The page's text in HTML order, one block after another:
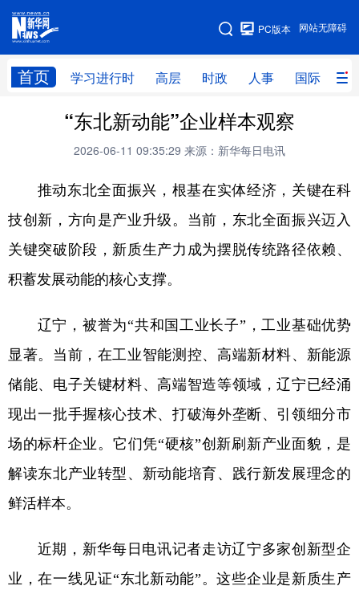
网站无障碍
PC版本
首页 学习进行时 高层 时政 人事 国际 财
网站地图
学习进行时 高层 时政
财经 网评
台湾 思客智库 全球连线 教育
科技 科创 量子 体育
文化 书画 健康 军事
访谈 视频
法律 中央文件 金融 汽车
食品 人居 信息化 数字经济
学术中国 乡村振兴 银龄 溯源中国
城市 旅游 能源 会展
地方频道
“东北新动能”企业样本观察
2026-06-11 09:35:29 来源：新华每日电讯
推动东北全面振兴，根基在实体经济，关键在科
技创新，方向是产业升级。当前，东北全面振兴迈入
关键突破阶段，新质生产力成为摆脱传统路径依赖、
积蓄发展动能的核心支撑。
辽宁，被誉为“共和国工业长子”，工业基础优势
显著。当前，在工业智能测控、高端新材料、新能源
储能、电子关键材料、高端智造等领域，辽宁已经涌
现出一批手握核心技术、打破海外垄断、引领细分市
场的标杆企业。它们凭“硬核”创新刷新产业面貌，是
解读东北产业转型、新动能培育、践行新发展理念的
鲜活样本。
近期，新华每日电讯记者走访辽宁多家创新型企
业，在一线见证“东北新动能”。这些企业是新质生产